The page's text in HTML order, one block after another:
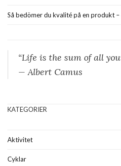
Så bedömer du kvalité på en produkt
“Life is the sum of all
— Albert Camus
KATEGORIER
Aktivitet
Cyklar